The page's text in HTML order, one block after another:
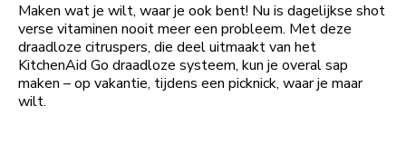
Maken wat je wilt, waar je ook bent! Nu is dagelijkse shot
verse vitaminen nooit meer een probleem. Met deze
draadloze citruspers, die deel uitmaakt van het
KitchenAid Go draadloze systeem, kun je overal sap
maken – op vakantie, tijdens een picknick, waar je maar
wilt.